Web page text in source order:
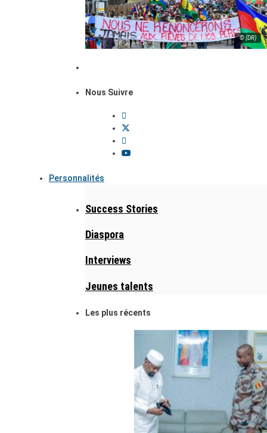
© (DR)
Nous Suivre
Personnalités
Success Stories
Diaspora
Interviews
Jeunes talents
Les plus récents